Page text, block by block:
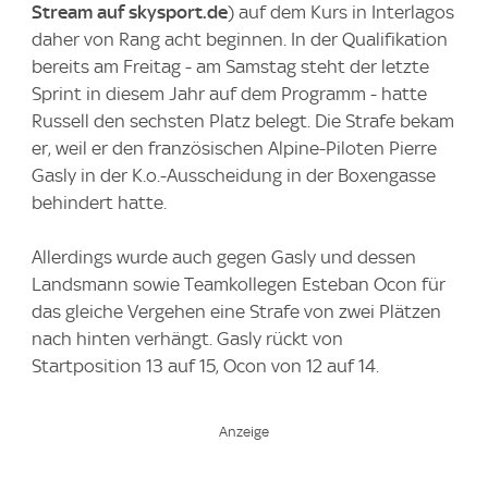
Stream auf skysport.de) auf dem Kurs in Interlagos
daher von Rang acht beginnen. In der Qualifikation
bereits am Freitag - am Samstag steht der letzte
Sprint in diesem Jahr auf dem Programm - hatte
Russell den sechsten Platz belegt. Die Strafe bekam
er, weil er den französischen Alpine-Piloten Pierre
Gasly in der K.o.-Ausscheidung in der Boxengasse
behindert hatte.
Allerdings wurde auch gegen Gasly und dessen
Landsmann sowie Teamkollegen Esteban Ocon für
das gleiche Vergehen eine Strafe von zwei Plätzen
nach hinten verhängt. Gasly rückt von
Startposition 13 auf 15, Ocon von 12 auf 14.